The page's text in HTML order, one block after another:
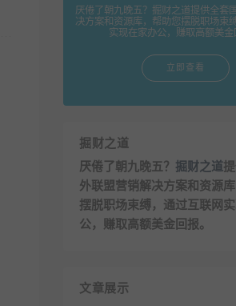
厌倦了朝九晚五？掘财之道提供全套
决方案和资源库，帮助您摆脱职场束
实现在家办公，赚取高额美金
立即查看
掘财之道
厌倦了朝九晚五？ 掘财之道
外联盟营销解决方案和资源
摆脱职场束缚，通过互联网
公，赚取高额美金回报。
文章展示